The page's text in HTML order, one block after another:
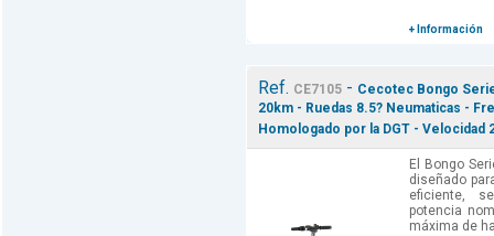
+ Información
Ref. CE7105- Cecotec Bongo
20km - Ruedas 8.5? Neumaticas -
Homologado por la DGT -
El Bongo
diseñado
eficiente,
potencia
máxima de